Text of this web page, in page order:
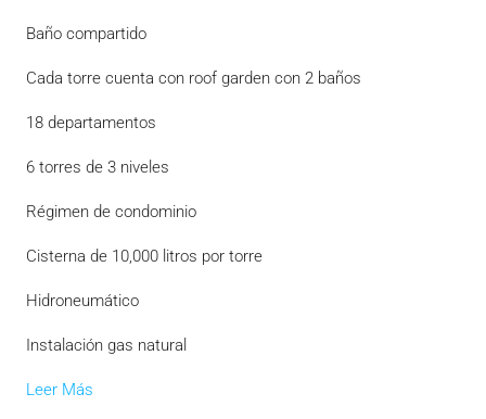
Baño compartido
Cada torre cuenta con roof garden con 2 baños
18 departamentos
6 torres de 3 niveles
Régimen de condominio
Cisterna de 10,000 litros por torre
Hidroneumático
Instalación gas natural
Leer Más